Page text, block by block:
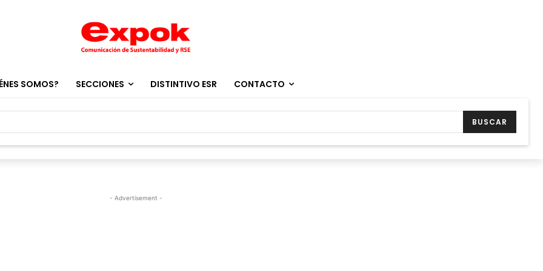
SOMOS? SECCIONES DISTINTIVO ESR CONTACTO
BUSCAR
- Advertisement -